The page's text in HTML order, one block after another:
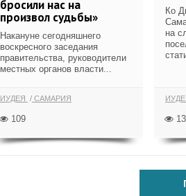
бросили нас на
произвол судьбы»
Накануне сегодняшнего
воскресного заседания
правительства, руководители
местных органов власти...
ИУДЕЯ САМАРИЯ
109
Ко
на